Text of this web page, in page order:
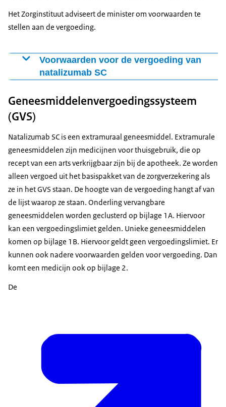
Het Zorginstituut adviseert de minister om voorwaarden te
stellen aan de vergoeding.
Voorwaarden voor de vergoeding van
natalizumab SC
relapsing-remitting multipele
sclerose (RRMS):
Met zeer actieve ziekte ondanks een volledige en
adequate behandeling met ten minste één
ziektemodificerende therapie (disease
modifying therapy, DMT).
Met zich snel ontwikkelende ernstige RRMS,
gedefinieerd door 2 of meer invaliderende relapses
in één jaar, en met 1 of meer
gadolinium aankleurende laesies op de magnetische
kernspinresonantie (MRI) van de hersenen of een
significante toename van de lading van T2-laesies
in vergelijking met een eerdere recente MRI.
Geneesmiddelenvergoedingssysteem
(GVS)
Natalizumab SC is een extramuraal geneesmiddel. Extramurale
geneesmiddelen zijn medicijnen voor thuisgebruik, die op
recept van een arts verkrijgbaar zijn bij de apotheek. Ze worden
alleen vergoed uit het basispakket van de zorgverzekering als
ze in het GVS staan. De hoogte van de vergoeding hangt af van
de lijst waarop ze staan. Onderling vervangbare
geneesmiddelen worden geclusterd op bijlage 1A. Hiervoor
kan een vergoedingslimiet gelden. Unieke geneesmiddelen
komen op bijlage 1B. Hiervoor geldt geen vergoedingslimiet. Er
kunnen ook nadere voorwaarden gelden voor vergoeding. Dan
komt een medicijn ook op bijlage 2.
De